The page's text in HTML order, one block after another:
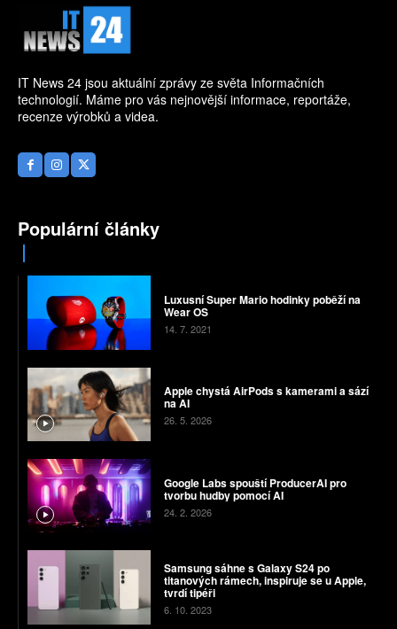
IT News 24 jsou aktuální zprávy ze světa Informačních
technologií. Máme pro vás nejnovější informace, reportáže,
recenze výrobků a videa.
Populární články
Luxusní Super Mario hodinky poběží na
Wear OS
14. 7. 2021
Apple chystá AirPods s kamerami a sází
na AI
26. 5. 2026
Google Labs spouští ProducerAI pro
tvorbu hudby pomocí AI
24. 2. 2026
Samsung sáhne s Galaxy S24 po
titanových rámech, inspiruje se u Apple,
tvrdí tipéři
6. 10. 2023